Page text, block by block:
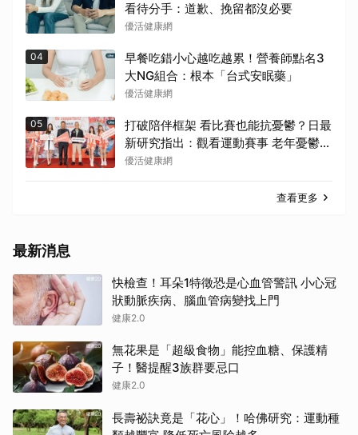
看待分手：道歉、挽留都沒必要
優活健康網
04
早餐吃錯小心越吃越累！營養師點名3
大NG組合：根本「台式安眠藥」
優活健康網
05
打破陪伴框架 看比賽也能抗憂鬱？日最
新研究指出：觀看運動賽事 老年憂鬱症
風險降低3成
優活健康網
查看更多
最新消息
快檢查！耳朵1特徵恐是心血管警訊 小心冠
狀動脈疾病、腦血管病變找上門
健康2.0
無花果是「超級食物」能控血糖、保護精
子！醫提醒3族群要忌口
健康2.0
長壽祕訣竟是「花心」！哈佛研究：運動種